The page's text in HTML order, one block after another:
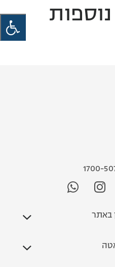
1700-
באתר